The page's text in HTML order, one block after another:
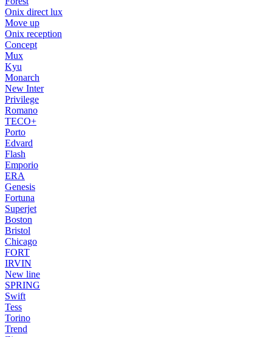
Onix direct lux
Move up
Onix reception
Concept
Mux
Kyu
Monarch
New Inter
Privilege
Romano
TECO+
Porto
Edvard
Flash
Emporio
ERA
Genesis
Fortuna
Superjet
Boston
Bristol
Chicago
FORT
IRVIN
New line
SPRING
Swift
Tess
Torino
Trend